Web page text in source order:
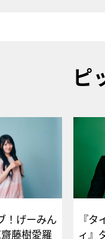
ピ
！げーみん
藤樹愛羅
『
ィ』